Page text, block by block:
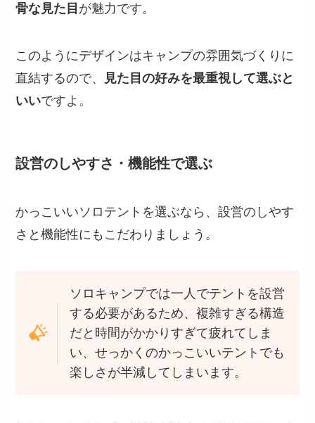
骨な見た目 が魅力です。
このようにデザインはキャンプの雰囲気づくりに
直結するので、
見た目の好みを最重視して選ぶと
いいですよ。
設営のしやすさ・機能性で選ぶ
かっこいいソロテントを選ぶなら、設営のしやす
さと機能性にもこだわりましょう。
ソロキャンプでは一人でテントを設営
する必要があるため、複雑すぎる構造
だと時間がかかりすぎて疲れてしま
い、せっかくのかっこいいテントでも
楽しさが半減してしまいます。